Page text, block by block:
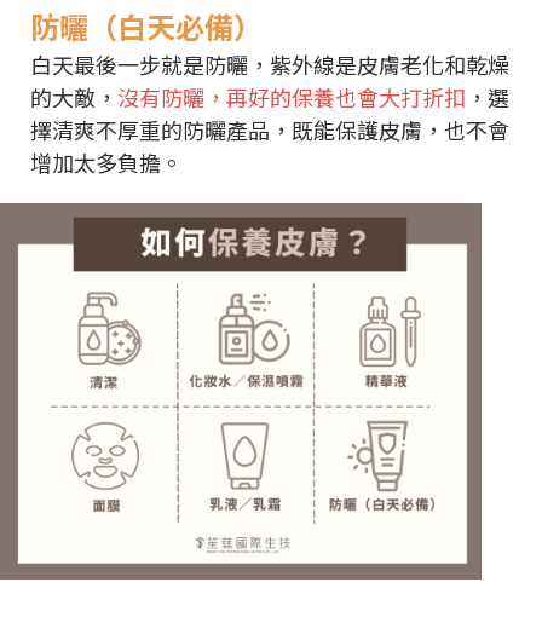
防曬（白天必備）
白天最後一步就是防曬，紫外線是皮膚老化和乾燥
的大敵， 沒有防曬，再好的保養也會大打折扣 ，選
擇清爽不厚重的防曬產品，既能保護皮膚，也不會
增加太多負擔。